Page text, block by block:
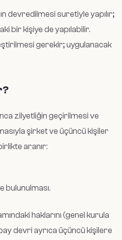
devredilmesi suretiyle yapılır;
bir kişiye de yapılabilir.
gerekir; uygulanacak
zilyetliğin geçirilmesi ve
şirket ve üçüncü kişiler
aranır:
bulunulması.
haklarını (genel kurula
devri ayrıca üçüncü kişilere